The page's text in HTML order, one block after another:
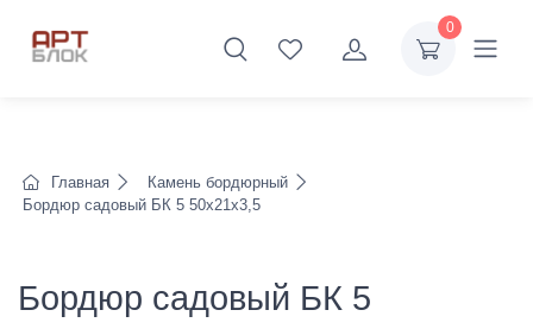
0
Главная
Камень бордюрный
Бордюр садовый БК 5 50х21х3,5
Бордюр садовый БК 5